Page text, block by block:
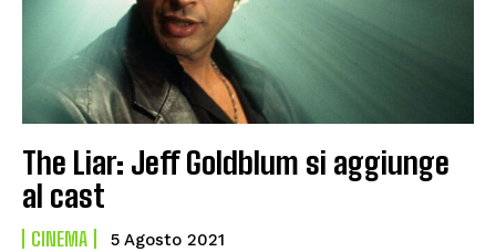
The Liar: Jeff Goldblum si aggiunge
al cast
CINEMA 5 Agosto 2021